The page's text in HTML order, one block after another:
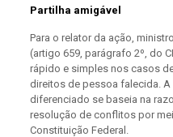
Partilha amigável
Para o relator da ação,
(artigo 659, parágrafo 2º, do
rápido e simples nos casos
direitos de pessoa falecida.
diferenciado se baseia na
resolução de conflitos por
Constituição Federal.